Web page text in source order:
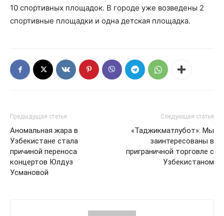
10 спортивных площадок. В городе уже возведены 2
спортивные площадки и одна детская площадка.
Предыдущая статья
Аномальная жара в
Узбекистане стала
причиной переноса
концертов Юлдуз
Усмановой
Следующая статья
«Таджикматлубот»: Мы
заинтересованы в
приграничной торговле с
Узбекистаном